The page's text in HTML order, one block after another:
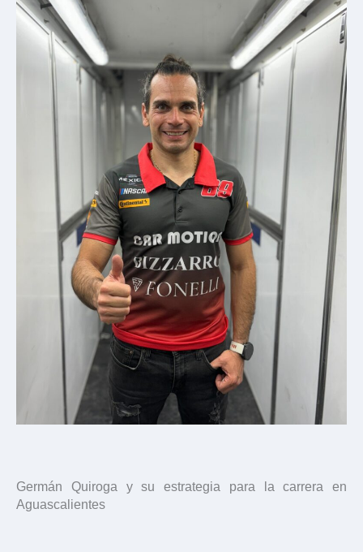
Germán Quiroga y su estrategia para la carrera en
Aguascalientes